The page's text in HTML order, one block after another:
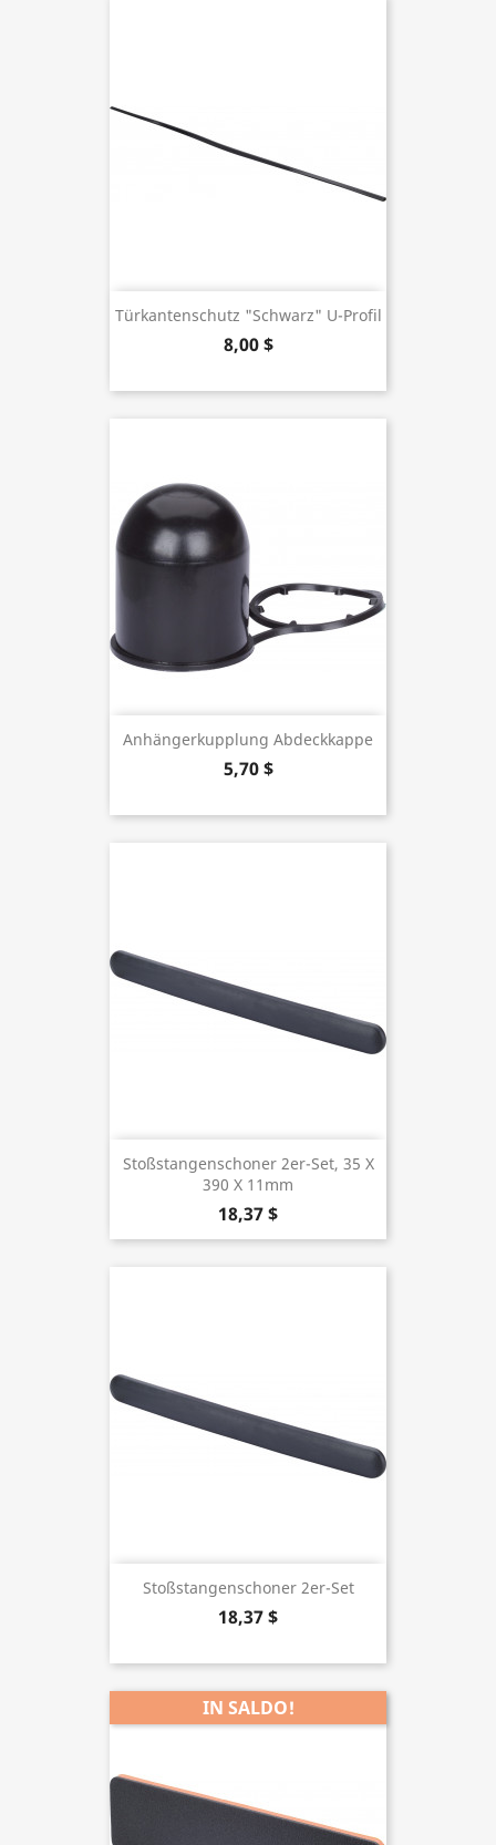
Türkantenschutz "schwarz" U-Profil
8,00 $
Anhängerkupplung Abdeckkappe
5,70 $
Stoßstangenschoner 2er-Set, 35 X
390 X 11mm
18,37 $
Stoßstangenschoner 2er-Set
18,37 $
IN SALDO!